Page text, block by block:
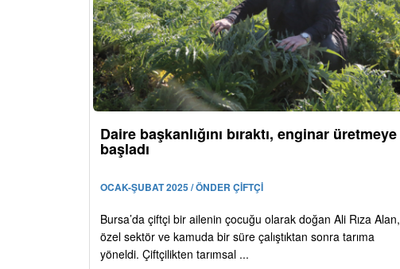
Daire başkanlığını bıraktı, enginar üretmeye
başladı
OCAK-ŞUBAT 2025 / ÖNDER ÇİFTÇİ
Bursa’da çiftçi bir ailenin çocuğu olarak doğan Ali Rıza Alan,
özel sektör ve kamuda bir süre çalıştıktan sonra tarıma
yöneldi. Çiftçilikten tarımsal ...